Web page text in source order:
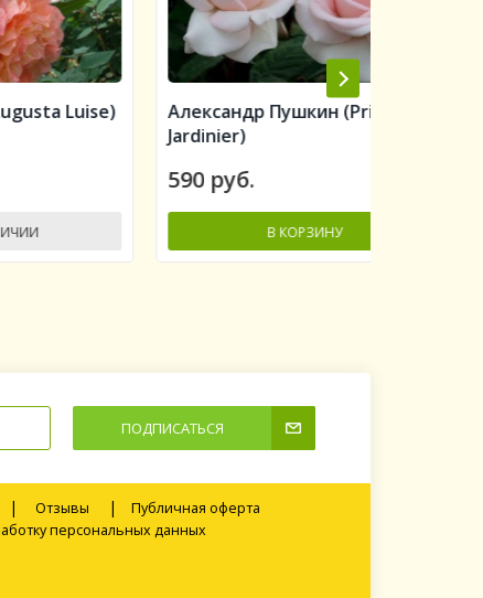
Александр Пушкин (Prince
590 руб.
ПОДПИСАТЬСЯ
| Отзывы | Публичная оферта
персональных данных